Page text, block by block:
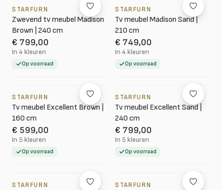
STARFURN
Zwevend tv meubel Madison
Brown | 240 cm
€ 799,00
In 4 kleuren
Op voorraad
STARFURN
Tv meubel Madison Sand |
210 cm
€ 749,00
In 4 kleuren
Op voorraad
STARFURN
Tv meubel Excellent Brown |
160 cm
€ 599,00
In 5 kleuren
Op voorraad
STARFURN
Tv meubel Excellent Sand |
240 cm
€ 799,00
In 5 kleuren
Op voorraad
STARFURN STARFURN